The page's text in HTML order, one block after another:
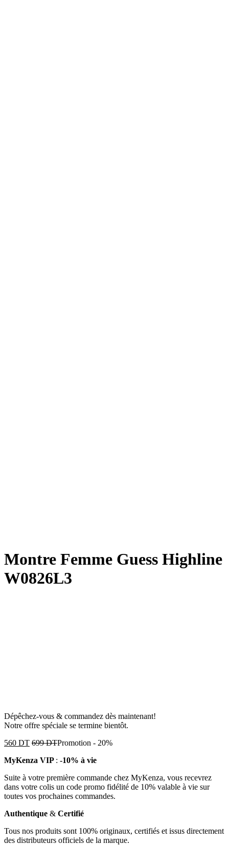
Montre Femme Guess Highline
W0826L3
Dépêchez-vous & commandez dès maintenant!
Notre offre spéciale se termine bientôt.
560 DT 699DTPromotion - 20%
MyKenza VIP : -10% à vie
Suite à votre première commande chez MyKenza, vous recevrez
dans votre colis un code promo fidélité de 10% valable à vie sur
toutes vos prochaines commandes.
Authentique & Certifié
Tous nos produits sont 100% originaux, certifiés et issus directement
des distributeurs officiels de la marque.